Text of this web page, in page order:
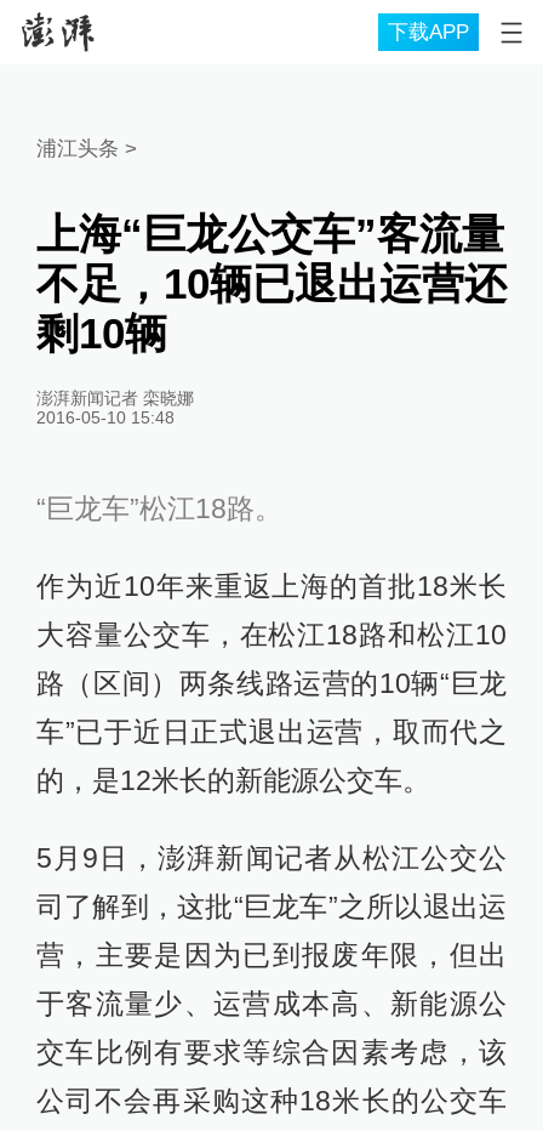
下载APP
浦江头条 >
上海“巨龙公交车”客流量
不足，10辆已退出运营还
剩10辆
澎湃新闻记者 栾晓娜
2016-05-10 15:48
“巨龙车”松江18路。
作为近10年来重返上海的首批18米长
大容量公交车，在松江18路和松江10
路（区间）两条线路运营的10辆“巨龙
车”已于近日正式退出运营，取而代之
的，是12米长的新能源公交车。
5月9日，澎湃新闻记者从松江公交公
司了解到，这批“巨龙车”之所以退出运
营，主要是因为已到报废年限，但出
于客流量少、运营成本高、新能源公
交车比例有要求等综合因素考虑，该
公司不会再采购这种18米长的公交车